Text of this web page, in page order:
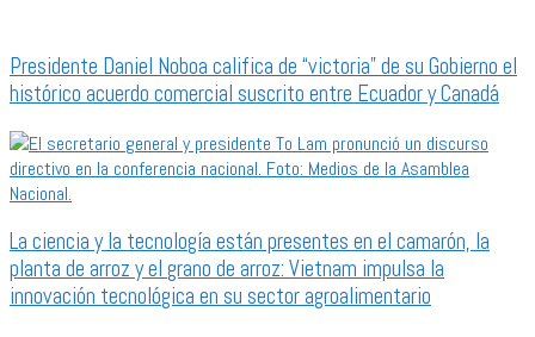
Presidente Daniel Noboa califica de “victoria” de su Gobierno el
histórico acuerdo comercial suscrito entre Ecuador y Canadá
La ciencia y la tecnología están presentes en el camarón, la
planta de arroz y el grano de arroz: Vietnam impulsa la
innovación tecnológica en su sector agroalimentario